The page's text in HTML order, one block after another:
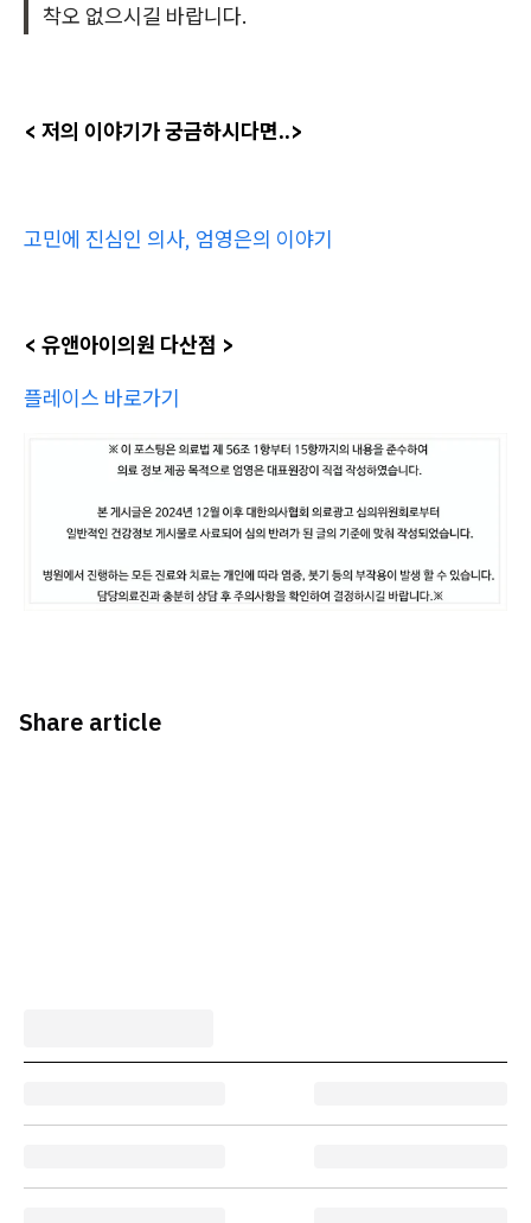
착오 없으시길 바랍니다.
< 저의 이야기가 궁금하시다면..>
고민에 진심인 의사, 엄영은의 이야기
< 유앤아이의원 다산점 >
플레이스 바로가기
Share article